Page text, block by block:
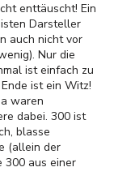
enttäuscht! Ein
Darsteller
auch nicht vor
Nur die
ist einfach zu
ist ein Witz!
waren
dabei. 300 ist
blasse
(allein der
300 aus einer